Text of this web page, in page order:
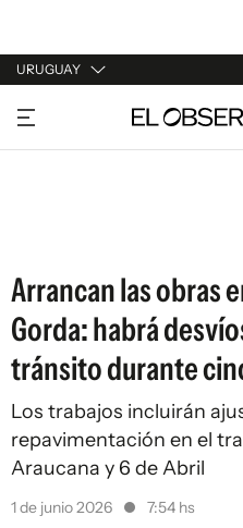
URUGUAY
URUGUAY
ARGENTINA
Arrancan las obras
Gorda: habrá
tránsito durante
Los trabajos incluirán
repavimentación en el
Araucana y 6 de Abril
1 de junio 2026 7:54 hs